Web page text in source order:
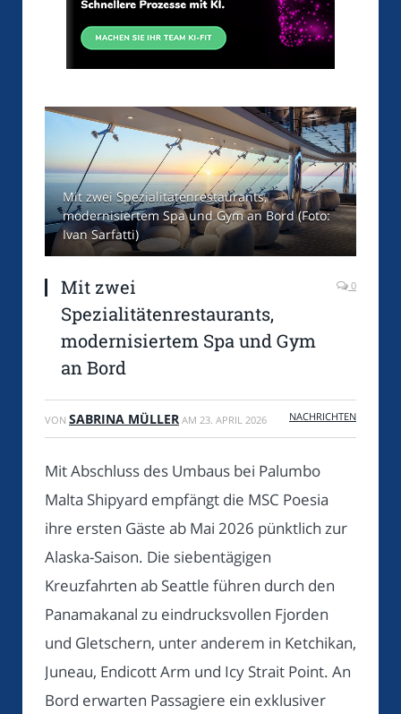
Mit zwei Spezialitätenrestaurants,
modernisiertem Spa und Gym an Bord (Foto:
Ivan Sarfatti)
Mit zwei
Spezialitätenrestaurants,
modernisiertem Spa und Gym
an Bord
0
VON SABRINA MÜLLER AM 23. APRIL 2026 NACHRICHTEN
Mit Abschluss des Umbaus bei Palumbo
Malta Shipyard empfängt die MSC Poesia
ihre ersten Gäste ab Mai 2026 pünktlich zur
Alaska-Saison. Die siebentägigen
Kreuzfahrten ab Seattle führen durch den
Panamakanal zu eindrucksvollen Fjorden
und Gletschern, unter anderem in Ketchikan,
Juneau, Endicott Arm und Icy Strait Point. An
Bord erwarten Passagiere ein exklusiver